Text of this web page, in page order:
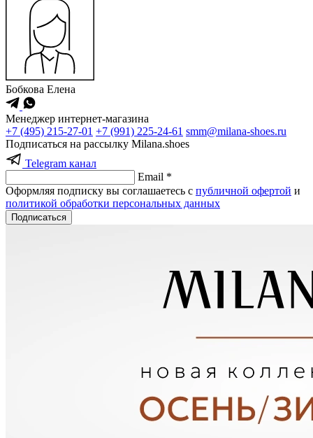
Бобкова Елена
Менеджер интернет-магазина
+7 (495) 215-27-01 +7 (991) 225-24-61 smm@milana-shoes.ru
Подписаться на рассылку Milana.shoes
Telegram канал
Email *
Оформляя подписку вы соглашаетесь с публичной офертой и
политикой обработки персональных данных
Подписаться